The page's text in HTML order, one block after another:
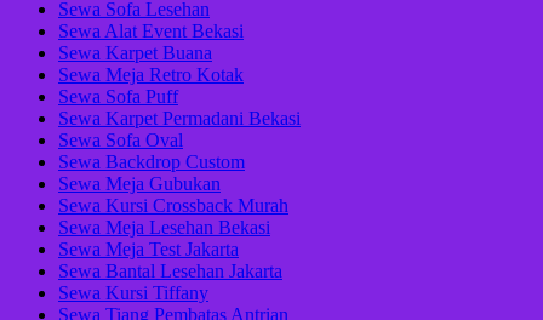
Sewa Sofa Lesehan
Sewa Alat Event Bekasi
Sewa Karpet Buana
Sewa Meja Retro Kotak
Sewa Sofa Puff
Sewa Karpet Permadani Bekasi
Sewa Sofa Oval
Sewa Backdrop Custom
Sewa Meja Gubukan
Sewa Kursi Crossback Murah
Sewa Meja Lesehan Bekasi
Sewa Meja Test Jakarta
Sewa Bantal Lesehan Jakarta
Sewa Kursi Tiffany
Sewa Tiang Pembatas Antrian